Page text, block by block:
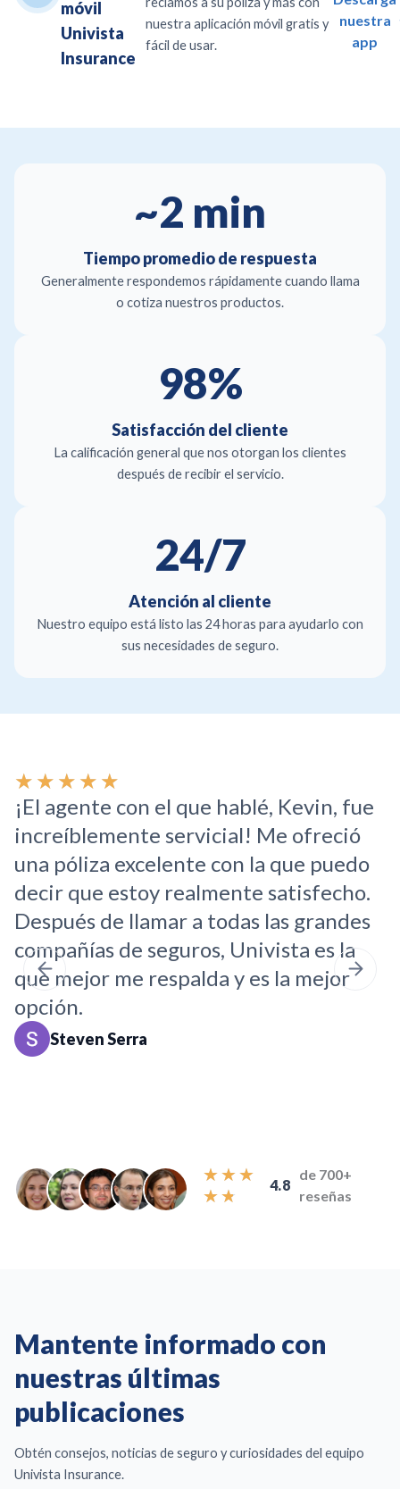
móvil
Univista
Insurance
nuestra aplicación móvil gratis y
fácil de usar.
nuestra
app
~2 min
Tiempo promedio de respuesta
Generalmente respondemos rápidamente cuando llama
o cotiza nuestros productos.
98%
Satisfacción del cliente
La calificación general que nos otorgan los clientes
después de recibir el servicio.
24/7
Atención al cliente
Nuestro equipo está listo las 24 horas para ayudarlo con
sus necesidades de seguro.
★ ★ ★ ★ ★
a
l
o
r
a
d
o
c
o
n
d
¡El agente con el que hablé, Kevin, fue
increíblemente servicial! Me ofreció
una póliza excelente con la que puedo
decir que estoy realmente satisfecho.
Después de llamar a todas las grandes
compañías de seguros, Univista es la
que mejor me respalda y es la mejor
opción.
Steven Serra
4.8
★★★
★★
V
c
8
de 700+
reseñas
Mantente informado con
nuestras últimas
publicaciones
Obtén consejos, noticias de seguro y curiosidades del equipo
Univista Insurance.